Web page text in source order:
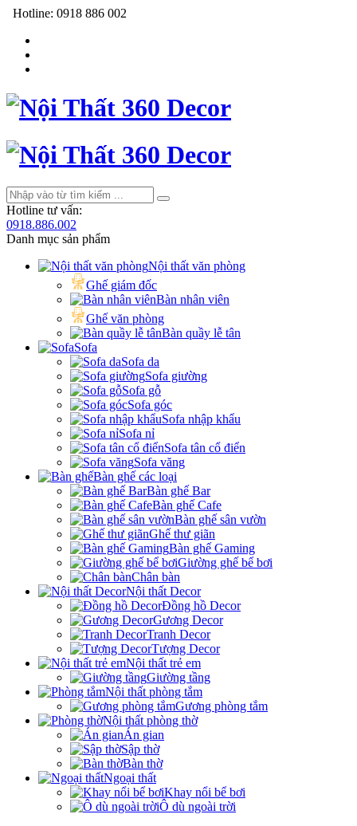
Hotline: 0918 886 002
Hotline tư vấn:
0918.886.002
Danh mục sản phẩm
Nội thất văn phòng
Ghế giám đốc
Bàn nhân viên
Ghế văn phòng
Bàn quầy lễ tân
Sofa
Sofa da
Sofa giường
Sofa gỗ
Sofa góc
Sofa nhập khẩu
Sofa nỉ
Sofa tân cổ điển
Sofa văng
Bàn ghế các loại
Bàn ghế Bar
Bàn ghế Cafe
Bàn ghế sân vườn
Ghế thư giãn
Bàn ghế Gaming
Giường ghế bể bơi
Chân bàn
Nội thất Decor
Đồng hồ Decor
Gương Decor
Tranh Decor
Tượng Decor
Nội thất trẻ em
Giường tầng
Nội thất phòng tắm
Gương phòng tắm
Nội thất phòng thờ
Án gian
Sập thờ
Bàn thờ
Ngoại thất
Khay nổi bể bơi
Ô dù ngoài trời